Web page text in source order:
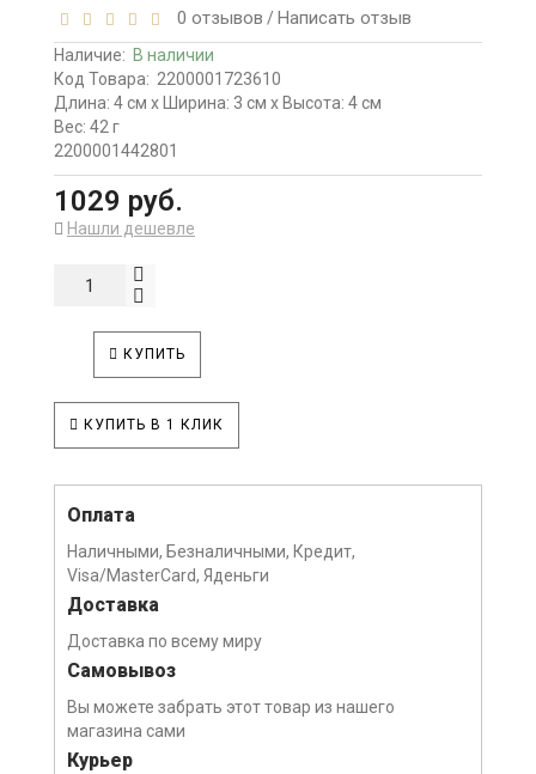
0 отзывов / Написать отзыв
Наличие: В наличии
Код Товара: 2200001723610
Длина: 4 см x Ширина: 3 см x Высота: 4 см
Вес: 42 г
2200001442801
1029 руб.
Нашли дешевле
КУПИТЬ
КУПИТЬ В 1 КЛИК
Оплата
Наличными, Безналичными, Кредит,
Visa/MasterCard, Яденьги
Доставка
Доставка по всему миру
Самовывоз
Вы можете забрать этот товар из нашего
магазина сами
Курьер